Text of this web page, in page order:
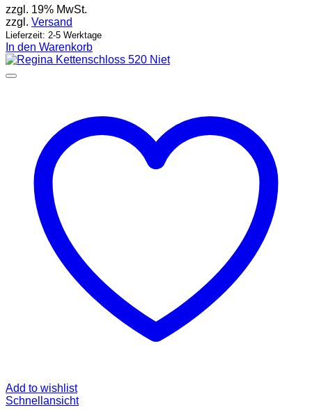
zzgl. 19% MwSt.
zzgl. Versand
Lieferzeit: 2-5 Werktage
In den Warenkorb
Add to wishlist
Schnellansicht